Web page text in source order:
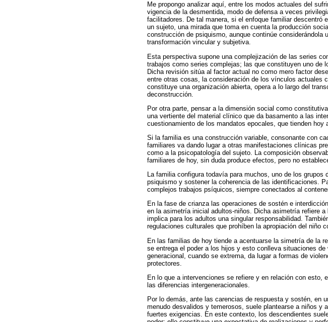
Me propongo analizar aquí, entre los modos actuales del
vigencia de la desmentida, modo de defensa a veces
facilitadores. De tal manera, si el enfoque familiar
un sujeto, una mirada que toma en cuenta la producción
construcción de psiquismo, aunque continúe
transformación vincular y subjetiva.
Esta perspectiva supone una complejización de las series
trabajos como series complejas; las que constituyen uno de
Dicha revisión sitúa al factor actual no como mero factor
entre otras cosas, la consideración de los vínculos actuales
constituye una organización abierta, opera a lo largo del
deconstrucción.
Por otra parte, pensar a la dimensión social como
una vertiente del material clínico que da basamento a las
cuestionamiento de los mandatos epocales, que tienden
Si la familia es una construcción variable, consonante con
familiares va dando lugar a otras manifestaciones clínicas
como a la psicopatología del sujeto. La composición
familiares de hoy, sin duda produce efectos, pero no
La familia configura todavía para muchos, uno de los
psiquismo y sostener la coherencia de las identificaciones.
complejos trabajos psíquicos, siempre conectados al
En la fase de crianza las operaciones de sostén e
en la asimetría inicial adultos-niños. Dicha asimetría refiere
implica para los adultos una singular responsabilidad.
regulaciones culturales que prohíben la apropiación del niño
En las familias de hoy tiende a acentuarse la simetría de la
se entrega el poder a los hijos y esto conlleva situaciones
generacional, cuando se extrema, da lugar a formas de
protectores.
En lo que a intervenciones se refiere y en relación con
las diferencias intergeneracionales.
Por lo demás, ante las carencias de respuesta y sostén, en
menudo desvalidos y temerosos, suele plantearse a niños y
fuertes exigencias. En este contexto, los descendientes